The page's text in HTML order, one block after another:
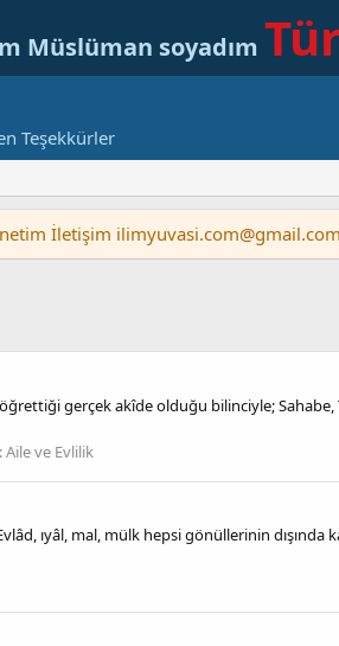
Müslüman soyadım
Teşekkürler
İletişim ilimyuvasi.com@gmail.com
gerçek akîde olduğu bilinciyle; Sahabe,
Aile ve Evlilik
ıyâl, mal, mülk hepsi gönüllerinin dışında